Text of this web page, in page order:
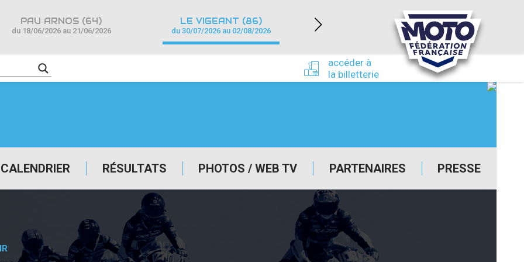
CALENDRIER RÉSULTATS PHOTOS / WEB TV PARTENAIRES PRESSE
accéder à
la billetterie
PAU ARNOS (64)
du 18/06/2026 au 21/06/2026
LE VIGEANT (86)
du 30/07/2026 au 02/08/2026
NEVERS MAGNY-COURS (58)
du 24/09/2026 au 27/09/2026